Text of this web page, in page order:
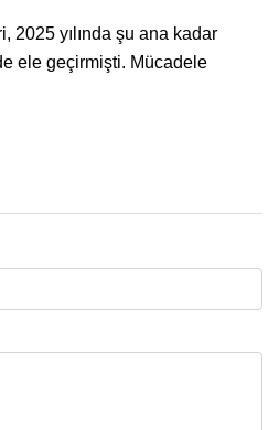
2025 yılında şu ana kadar
ele geçirmişti. Mücadele